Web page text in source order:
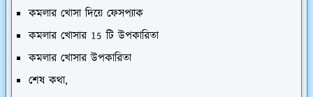
কমলার খোসা দিয়ে ফেসপ্যাক
কমলার খোসার 15 টি উপকারিতা
কমলার খোসার উপকারিতা
শেষ কথা,